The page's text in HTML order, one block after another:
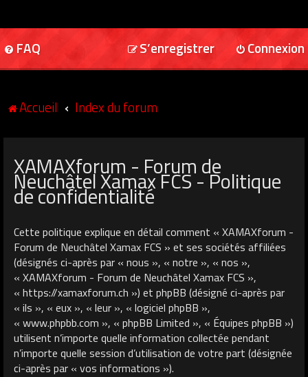
FAQ Connexion
S’enregistrer
Accueil Index du forum
XAMAXforum - Forum de
Neuchâtel Xamax FCS - Politique
de confidentialité
Cette politique explique en détail comment « XAMAXforum -
Forum de Neuchâtel Xamax FCS » et ses sociétés affiliées
(désignés ci-après par « nous », « notre », « nos »,
« XAMAXforum - Forum de Neuchâtel Xamax FCS »,
« https://xamaxforum.ch ») et phpBB (désigné ci-après par
« ils », « eux », « leur », « logiciel phpBB »,
« www.phpbb.com », « phpBB Limited », « Équipes phpBB »)
utilisent n’importe quelle information collectée pendant
n’importe quelle session d’utilisation de votre part (désignée
ci-après par « vos informations »).